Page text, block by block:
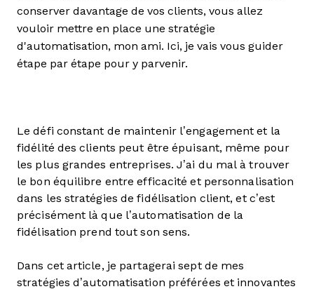
conserver davantage de vos clients, vous allez
vouloir mettre en place une stratégie
d'automatisation, mon ami. Ici, je vais vous guider
étape par étape pour y parvenir.
Le défi constant de maintenir l’engagement et la
fidélité des clients peut être épuisant, même pour
les plus grandes entreprises. J’ai du mal à trouver
le bon équilibre entre efficacité et personnalisation
dans les stratégies de fidélisation client, et c’est
précisément là que l’automatisation de la
fidélisation prend tout son sens.
Dans cet article, je partagerai sept de mes
stratégies d’automatisation préférées et innovantes